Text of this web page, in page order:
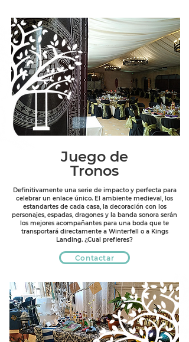
Juego de
Tronos
Definitivamente una serie de impacto y perfecta para
celebrar un enlace único. El ambiente medieval, los
estandartes de cada casa, la decoración con los
personajes, espadas, dragones y la banda sonora serán
los mejores acompañantes para una boda que te
transportará directamente a Winterfell o a Kings
Landing. ¿Cual prefieres?
Contactar